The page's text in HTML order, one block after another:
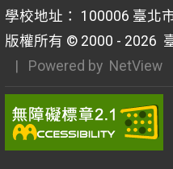
學校地址： 100006 臺北
版權所有 © 2000 - 2026
| Powered by NetView